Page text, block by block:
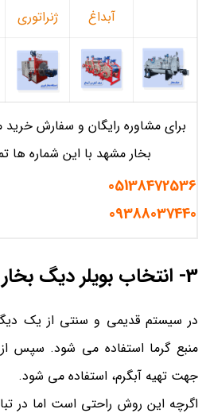
آبداغ
ژنراتوری
برای مشاوره رایگان و سفارش
بخار مشهد با این شماره ها
05138472536
09388037440
3- انتخاب بویلر دیگ بخار یا دیگ آبگرم؟
در سیستم قدیمی و سنتی از یک دیگ
منبع گرما استفاده می شود. سپس
جهت تهیه آبگرم، استفاده می شود.
اگرچه این روش راحتی است اما در